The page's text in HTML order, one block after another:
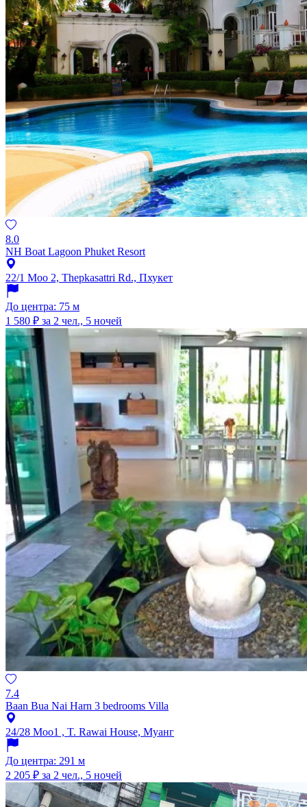
8.0
NH Boat Lagoon Phuket Resort
22/1 Moo 2, Thepkasattri Rd., Пхукет
До центра: 75 м
1 580 ₽ за 2 чел., 5 ночей
7.4
Baan Bua Nai Harn 3 bedrooms Villa
24/28 Moo1 , T. Rawai House, Муанг
До центра: 291 м
2 205 ₽ за 2 чел., 5 ночей